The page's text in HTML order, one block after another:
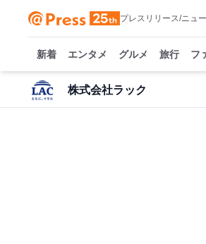
プレスリリース/ニュ
新着 エンタメ グルメ 旅行 フ
株式会社ラック